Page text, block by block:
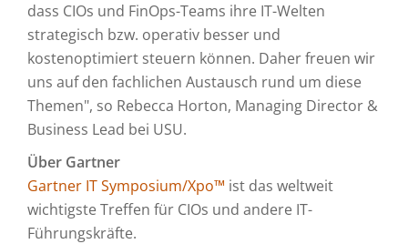
dass CIOs und FinOps-Teams ihre IT-Welten
strategisch bzw. operativ besser und
kostenoptimiert steuern können. Daher freuen wir
uns auf den fachlichen Austausch rund um diese
Themen", so Rebecca Horton, Managing Director &
Business Lead bei USU.
Über Gartner
Gartner IT Symposium/Xpo™ ist das weltweit
wichtigste Treffen für CIOs und andere IT-
Führungskräfte.